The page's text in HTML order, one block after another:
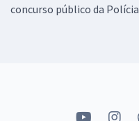
concurso público da